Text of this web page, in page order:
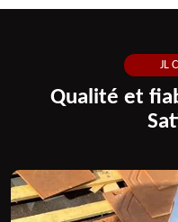
JL
Qualité et